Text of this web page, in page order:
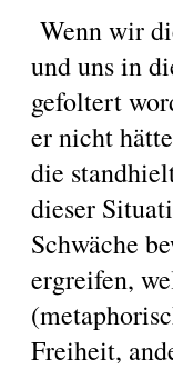
Wenn wir
und uns in
gefoltert
er nicht
die
dieser
Schwäche
ergreifen,
Freiheit,